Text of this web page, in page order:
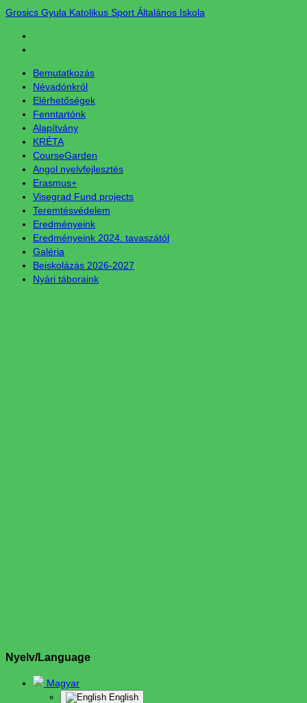
Grosics Gyula Katolikus Sport Általános Iskola
Bemutatkozás
Névadónkról
Elérhetőségek
Fenntartónk
Alapítvány
KRÉTA
CourseGarden
Angol nyelvfejlesztés
Erasmus+
Visegrad Fund projects
Teremtésvédelem
Eredményeink
Eredményeink 2024. tavaszától
Galéria
Beiskolázás 2026-2027
Nyári táboraink
Nyelv/Language
Magyar
English